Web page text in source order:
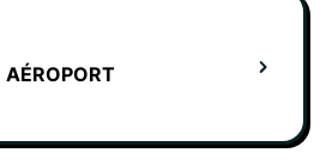
AÉROPORT